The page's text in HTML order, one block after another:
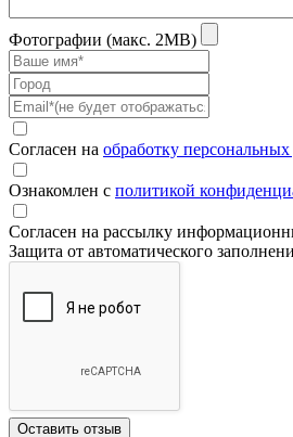
Фотографии (макс. 2MB)
Согласен на обработку
Ознакомлен с политикой
Согласен на рассылку
Защита от автоматического